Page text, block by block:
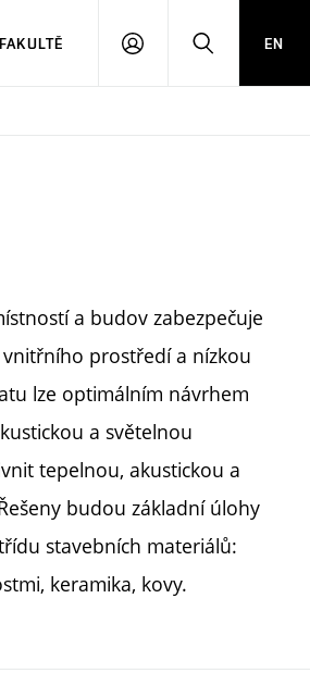
PŘIHLÁSITHLEDAT
EN
a budov zabezpečuje
prostředí a nízkou
lze optimálním návrhem
a světelnou
tepelnou, akustickou a
budou základní úlohy
stavebních materiálů:
keramika, kovy.